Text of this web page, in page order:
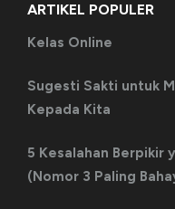
ARTIKEL POPULER
Kelas Online
Sugesti Sakti untuk
Kepada Kita
5 Kesalahan Berpikir
(Nomor 3 Paling